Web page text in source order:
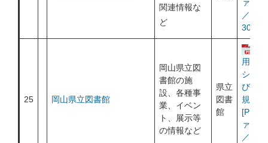
関連情報な
ど
ァイル
／
25 岡山県立図書館
岡山県立図
書館の施
設、各種事
業、イベン
ト、展示等
の情報など
県立
図書
館
用ポリ
シー及
び利用
規約
[PDF
ァイル
／